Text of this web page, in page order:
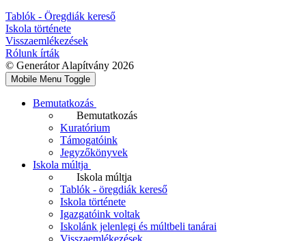
Tablók - Öregdiák kereső
Iskola története
Visszaemlékezések
Rólunk írták
© Generátor Alapítvány 2026
Mobile Menu Toggle
Bemutatkozás
Bemutatkozás
Kuratórium
Támogatóink
Jegyzőkönyvek
Iskola múltja
Iskola múltja
Tablók - öregdiák kereső
Iskola története
Igazgatóink voltak
Iskolánk jelenlegi és múltbeli tanárai